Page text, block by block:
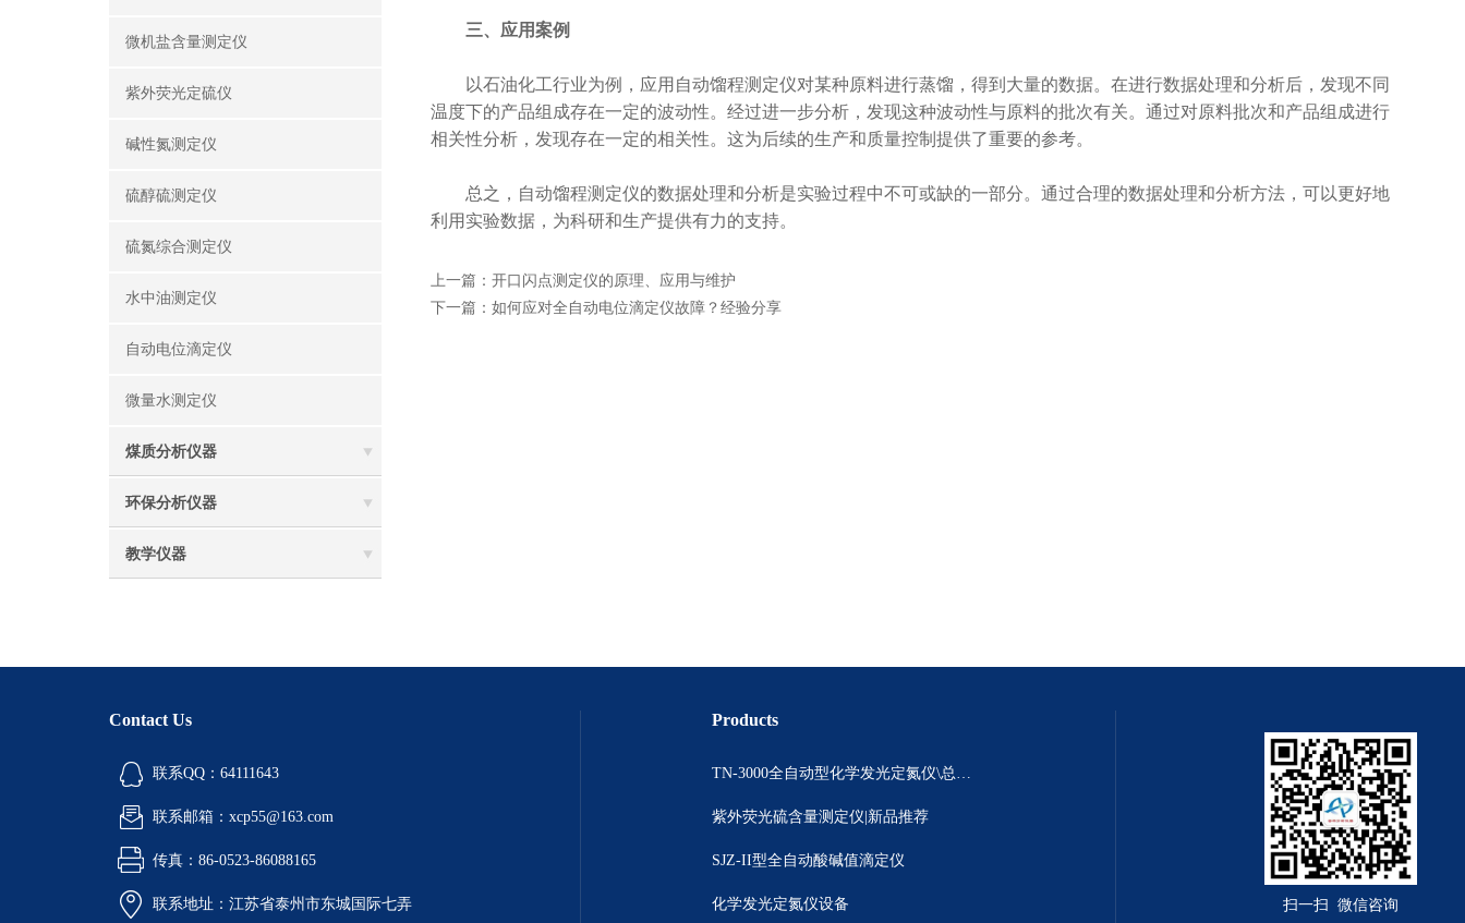
微机盐含量测定仪
紫外荧光定硫仪
碱性氮测定仪
硫醇硫测定仪
硫氮综合测定仪
水中油测定仪
自动电位滴定仪
微量水测定仪
煤质分析仪器
环保分析仪器
教学仪器
三、应用案例
以石油化工行业为例，应用自动馏程测定仪对某种原料进行蒸馏，得到大量的数据。在进行数据处理和分析后，发现不同
温度下的产品组成存在一定的波动性。经过进一步分析，发现这种波动性与原料的批次有关。通过对原料批次和产品组成进行
相关性分析，发现存在一定的相关性。这为后续的生产和质量控制提供了重要的参考。
总之，自动馏程测定仪的数据处理和分析是实验过程中不可或缺的一部分。通过合理的数据处理和分析方法，可以更好地
利用实验数据，为科研和生产提供有力的支持。
上一篇： 开口闪点测定仪的原理、应用与维护
下一篇： 如何应对全自动电位滴定仪故障？经验分享
Contact Us
联系QQ：64111643
联系邮箱：xcp55@163.com
传真：86-0523-86088165
联系地址：江苏省泰州市东城国际七弄
Products
TN-3000全自动型化学发光定氮仪\总氮测定\ 氮含量分析仪
紫外荧光硫含量测定仪|新品推荐
SJZ-II型全自动酸碱值滴定仪
化学发光定氮仪设备 扫一扫 微信咨询